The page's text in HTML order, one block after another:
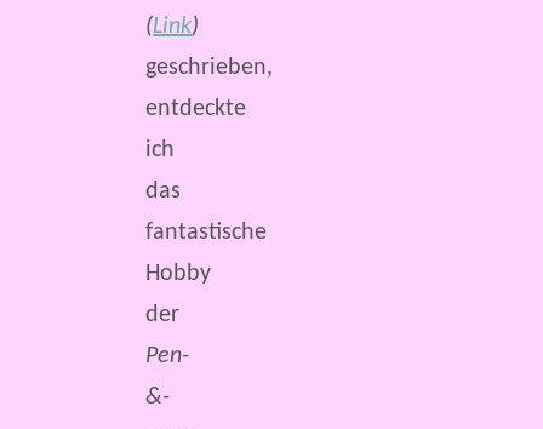
(Link)
geschrieben,
entdeckte
ich
das
fantastische
Hobby
der
Pen-
&-